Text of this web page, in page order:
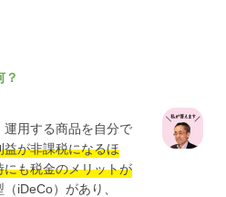
？
用する商品を自分で
益が非課税になるほ
も税金のメリットが
iDeCo）があり、